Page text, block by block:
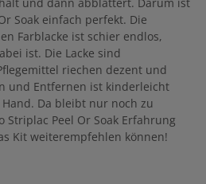
Soak einfach perfekt. Die
Farblacke ist schier endlos,
ist. Die Lacke sind
riechen dezent und
und Entfernen ist kinderleicht
Da bleibt nur noch zu
Striplac Peel Or Soak Erfahrung
Kit weiterempfehlen können!